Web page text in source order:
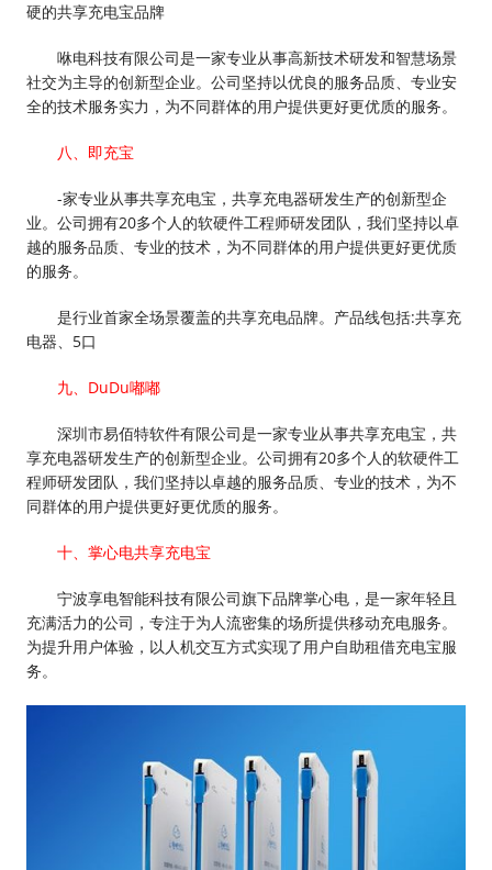
硬的共享充电宝品牌
咻电科技有限公司是一家专业从事高新技术研发和智慧场景
社交为主导的创新型企业。公司坚持以优良的服务品质、专业安
全的技术服务实力，为不同群体的用户提供更好更优质的服务。
八、即充宝
-家专业从事共享充电宝，共享充电器研发生产的创新型企
业。公司拥有20多个人的软硬件工程师研发团队，我们坚持以卓
越的服务品质、专业的技术，为不同群体的用户提供更好更优质
的服务。
是行业首家全场景覆盖的共享充电品牌。产品线包括:共享充
电器、5口
九、DuDu嘟嘟
深圳市易佰特软件有限公司是一家专业从事共享充电宝，共
享充电器研发生产的创新型企业。公司拥有20多个人的软硬件工
程师研发团队，我们坚持以卓越的服务品质、专业的技术，为不
同群体的用户提供更好更优质的服务。
十、掌心电共享充电宝
宁波享电智能科技有限公司旗下品牌掌心电，是一家年轻且
充满活力的公司，专注于为人流密集的场所提供移动充电服务。
为提升用户体验，以人机交互方式实现了用户自助租借充电宝服
务。